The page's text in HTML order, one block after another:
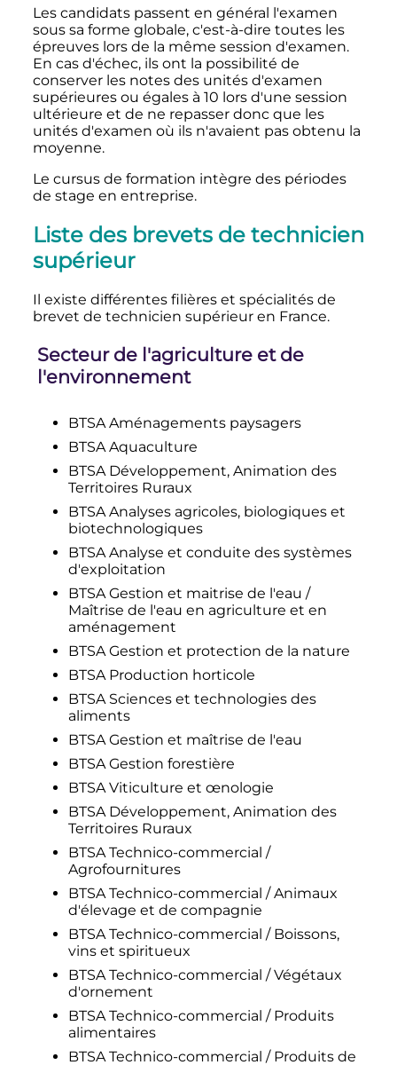
Les candidats passent en général l'examen
sous sa forme globale, c'est-à-dire toutes les
épreuves lors de la même session d'examen.
En cas d'échec, ils ont la possibilité de
conserver les notes des unités d'examen
supérieures ou égales à 10 lors d'une session
ultérieure et de ne repasser donc que les
unités d'examen où ils n'avaient pas obtenu la
moyenne.
Le cursus de formation intègre des périodes
de stage en entreprise.
Liste des brevets de technicien
supérieur
Il existe différentes filières et spécialités de
brevet de technicien supérieur en France.
Secteur de l'agriculture et de
l'environnement
BTSA Aménagements paysagers
BTSA Aquaculture
BTSA Développement, Animation des
Territoires Ruraux
BTSA Analyses agricoles, biologiques et
biotechnologiques
BTSA Analyse et conduite des systèmes
d'exploitation
BTSA Gestion et maitrise de l'eau /
Maîtrise de l'eau en agriculture et en
aménagement
BTSA Gestion et protection de la nature
BTSA Production horticole
BTSA Sciences et technologies des
aliments
BTSA Gestion et maîtrise de l'eau
BTSA Gestion forestière
BTSA Viticulture et œnologie
BTSA Développement, Animation des
Territoires Ruraux
BTSA Technico-commercial /
Agrofournitures
BTSA Technico-commercial / Animaux
d'élevage et de compagnie
BTSA Technico-commercial / Boissons,
vins et spiritueux
BTSA Technico-commercial / Végétaux
d'ornement
BTSA Technico-commercial / Produits
alimentaires
BTSA Technico-commercial / Produits de